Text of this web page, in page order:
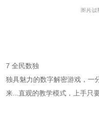
7 全民数独
独具魅力的数字解密游戏，一
来...直观的教学模式，上手只